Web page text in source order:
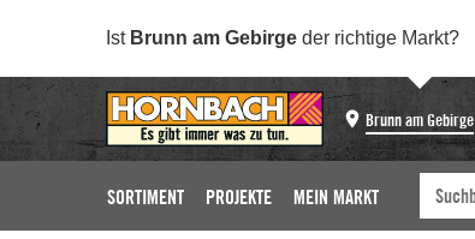
Ist Brunn am Gebirge der richtige Markt?
Brunn am Gebirge
SORTIMENT PROJEKTE MEIN MARKT